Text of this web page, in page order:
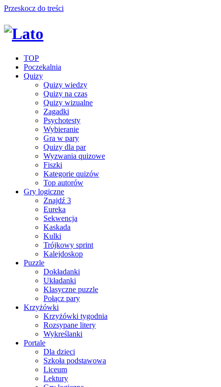
Przeskocz do treści
TOP
Poczekalnia
Quizy
Quizy wiedzy
Quizy na czas
Quizy wizualne
Zagadki
Psychotesty
Wybieranie
Gra w pary
Quizy dla par
Wyzwania quizowe
Fiszki
Kategorie quizów
Top autorów
Gry logiczne
Znajdź 3
Eureka
Sekwencja
Kaskada
Kulki
Trójkowy sprint
Kalejdoskop
Puzzle
Dokładanki
Układanki
Klasyczne puzzle
Połącz pary
Krzyżówki
Krzyżówki tygodnia
Rozsypane litery
Wykreślanki
Portale
Dla dzieci
Szkoła podstawowa
Liceum
Lektury